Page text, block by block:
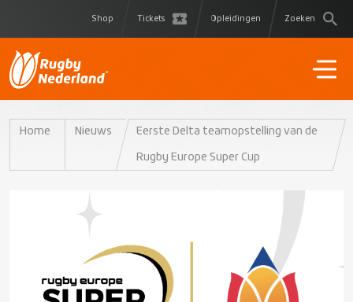
Shop Tickets Opleidingen Zoeken
Home Nieuws Eerste Delta teamopstelling van de
Rugby Europe Super Cup